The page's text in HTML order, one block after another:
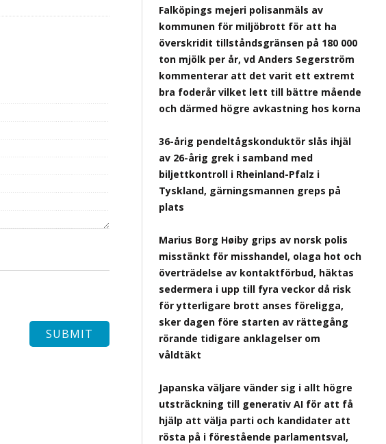
Falköpings mejeri polisanmäls av
kommunen för miljöbrott för att ha
överskridit tillståndsgränsen på 180 000
ton mjölk per år, vd Anders Segerström
kommenterar att det varit ett extremt
bra foderår vilket lett till bättre mående
och därmed högre avkastning hos korna
36-årig pendeltågskonduktör slås ihjäl
av 26-årig grek i samband med
biljettkontroll i Rheinland-Pfalz i
Tyskland, gärningsmannen greps på
plats
Marius Borg Høiby grips av norsk polis
misstänkt för misshandel, olaga hot och
överträdelse av kontaktförbud, häktas
sedermera i upp till fyra veckor då risk
för ytterligare brott anses föreligga,
sker dagen före starten av rättegång
rörande tidigare anklagelser om
våldtäkt
Japanska väljare vänder sig i allt högre
utsträckning till generativ AI för att få
hjälp att välja parti och kandidater att
rösta på i förestående parlamentsval,